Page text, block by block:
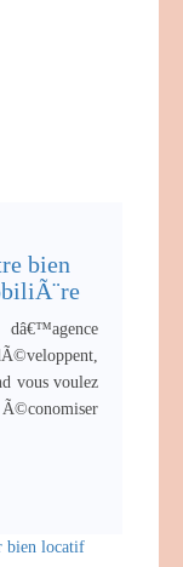
bien
vous voulez